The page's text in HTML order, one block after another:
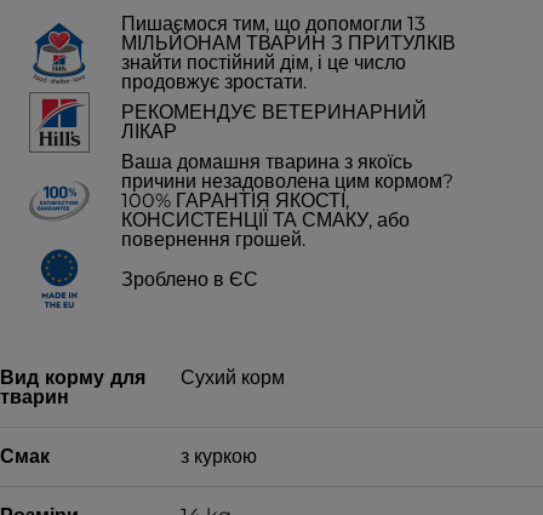
Пишаємося тим, що допомогли 13
МІЛЬЙОНАМ ТВАРИН З ПРИТУЛКІВ
знайти постійний дім, і це число
продовжує зростати.
РЕКОМЕНДУЄ ВЕТЕРИНАРНИЙ
ЛІКАР
Ваша домашня тварина з якоїсь
причини незадоволена цим кормом?
100% ГАРАНТІЯ ЯКОСТІ,
КОНСИСТЕНЦІЇ ТА СМАКУ, або
повернення грошей.
Зроблено в ЄС
Вид корму для
тварин
Сухий корм
Смак з куркою